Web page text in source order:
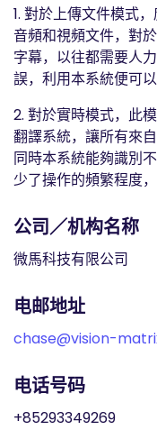
1. 對於上傳文件模式
音頻和視頻文件，對
字幕，以往都需要人
誤，利用本系統便可
2. 對於實時模式，此
翻譯系統，讓所有來
同時本系統能夠識別
少了操作的頻繁程度，
公司／机构名称
微馬科技有限公司
电邮地址
chase@vision-
电话号码
+85293349269